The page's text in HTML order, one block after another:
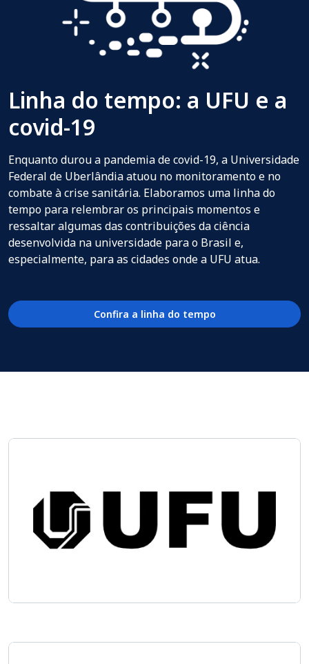
Linha do tempo: a UFU e a
covid-19
Enquanto durou a pandemia de covid-19, a Universidade
Federal de Uberlândia atuou no monitoramento e no
combate à crise sanitária. Elaboramos uma linha do
tempo para relembrar os principais momentos e
ressaltar algumas das contribuições da ciência
desenvolvida na universidade para o Brasil e,
especialmente, para as cidades onde a UFU atua.
Confira a linha do tempo
Imagem
Imagem